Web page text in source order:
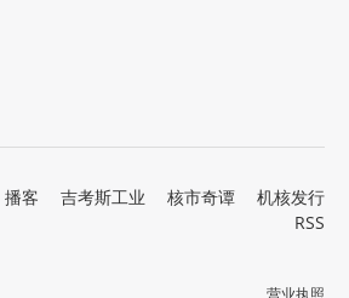
播客 吉考斯工业 核市奇谭
机核发行
RSS
营业执照